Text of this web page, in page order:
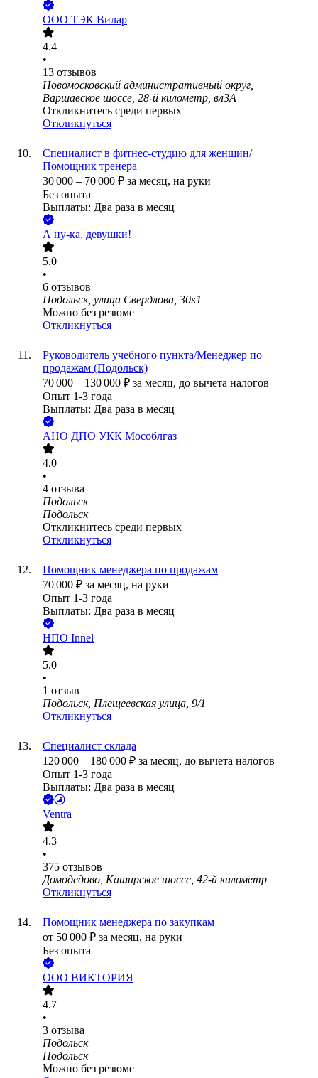
ООО ТЭК Вилар
4.4
•
13 отзывов
Новомосковский административный округ,
Варшавское шоссе, 28-й километр, вл3А
Откликнитесь среди первых
Откликнуться
Специалист в фитнес-студию для женщин/
Помощник тренера
30 000 – 70 000 ₽ за месяц, на руки
Без опыта
Выплаты: Два раза в месяц
А ну-ка, девушки!
5.0
•
6 отзывов
Подольск, улица Свердлова, 30к1
Можно без резюме
Откликнуться
Руководитель учебного пункта/Менеджер по
продажам (Подольск)
70 000 – 130 000 ₽ за месяц, до вычета налогов
Опыт 1-3 года
Выплаты: Два раза в месяц
АНО ДПО УКК Мособлгаз
4.0
•
4 отзыва
Подольск
Подольск
Откликнитесь среди первых
Откликнуться
Помощник менеджера по продажам
70 000 ₽ за месяц, на руки
Опыт 1-3 года
Выплаты: Два раза в месяц
НПО Innel
5.0
•
1 отзыв
Подольск, Плещеевская улица, 9/1
Откликнуться
Специалист склада
120 000 – 180 000 ₽ за месяц, до вычета налогов
Опыт 1-3 года
Выплаты: Два раза в месяц
Ventra
4.3
•
375 отзывов
Домодедово, Каширское шоссе, 42-й километр
Откликнуться
Помощник менеджера по закупкам
от 50 000 ₽ за месяц, на руки
Без опыта
ООО ВИКТОРИЯ
4.7
•
3 отзыва
Подольск
Подольск
Можно без резюме